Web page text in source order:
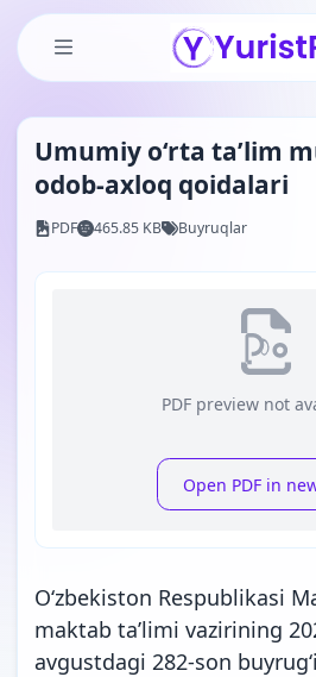
Skip to main content
Umumiy o‘rta ta’lim
odob-axloq qoidalari
PDF 465.85 KB Buyruqlar
PDF preview not
Open PDF in
O‘zbekiston Respublikasi
maktab ta’limi vazirining
avgustdagi 282-son